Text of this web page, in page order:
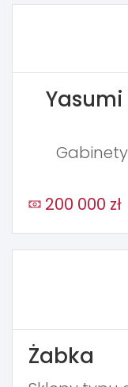
200 000 zł
Żabka